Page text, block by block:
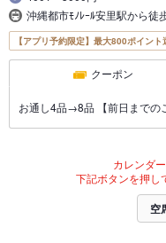
沖縄都市ﾓﾉﾚｰﾙ安里駅から徒
【アプリ予約限定】最大800ポイン
クーポン
お通し4品→8品 【前日までの
カレンダ
下記ボタンを押し
空